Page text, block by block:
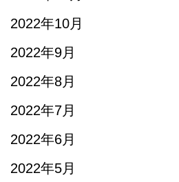
2022年10月
2022年9月
2022年8月
2022年7月
2022年6月
2022年5月